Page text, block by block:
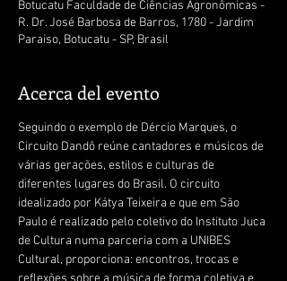
Botucatu Faculdade de Ciências Agronômicas -
R. Dr. José Barbosa de Barros, 1780 - Jardim
Paraiso, Botucatu - SP, Brasil
Acerca del evento
Seguindo o exemplo de Dércio Marques, o
Circuito Dandô reúne cantadores e músicos de
várias gerações, estilos e culturas de
diferentes lugares do Brasil. O circuito
idealizado por Kátya Teixeira e que em São
Paulo é realizado pelo coletivo do Instituto Juca
de Cultura numa parceria com a UNIBES
Cultural, proporciona: encontros, trocas e